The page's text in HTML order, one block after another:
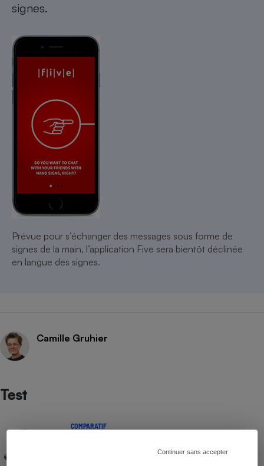
Continuer sans accepter
signes.
Prévue pour s’échanger des messages sous forme de
signes de la main, l’application Five sera bientôt déclinée
en langue des signes.
Camille Gruhier
Test
COMPARATIF